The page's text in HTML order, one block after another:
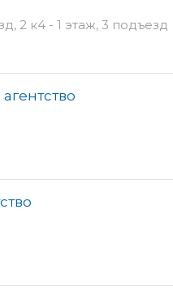
2 к4 - 1 этаж, 3 подъезд